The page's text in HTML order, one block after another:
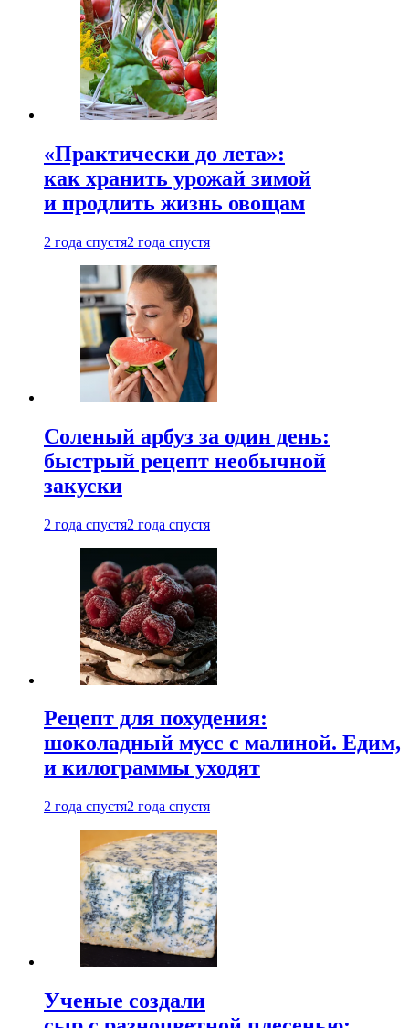
«Практически до лета»:
как хранить урожай зимой
и продлить жизнь овощам
2 года спустя2 года спустя
Соленый арбуз за один день:
быстрый рецепт необычной
закуски
2 года спустя2 года спустя
Рецепт для похудения:
шоколадный мусс с малиной. Едим,
и килограммы уходят
2 года спустя2 года спустя
Ученые создали